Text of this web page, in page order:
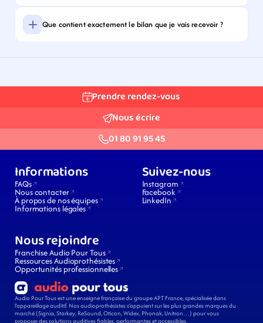
Que contient exactement le bilan que je vais recevoir ?
Prendre rendez-vous
Nous écrire
01 80 91 95 45
Audio Pour Tous est une enseigne française du groupe APT France, spécialisée dans
l’appareillage auditif. Nos audioprothésistes s’appuient sur les plus grandes marques du
marché (Signia, Starkey, ReSound, Oticon, Widex, Phonak, Unitron…) pour vous
proposer des solutions auditives fiables, performantes et accessibles.
Informations
FAQs
Nous contacter
À propos de nos équipes
Informations légales
Suivez-nous
Instagram
Facebook
LinkedIn
Nous rejoindre
Franchise Audio Pour Tous
Ressources Audioprothésistes
Opportunités professionnelles